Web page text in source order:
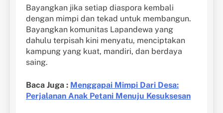
Bayangkan jika setiap diaspora kembali
dengan mimpi dan tekad untuk membangun.
Bayangkan komunitas Lapandewa yang
dahulu terpisah kini menyatu, menciptakan
kampung yang kuat, mandiri, dan berdaya
saing.
Baca Juga : Menggapai Mimpi Dari Desa:
Perjalanan Anak Petani Menuju Kesuksesan